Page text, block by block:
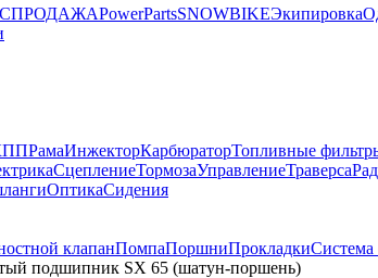
PowerPartsSNOWBIKEЭкипировка
РамаИнжекторКарбюраторТопливные
СцеплениеТормозаУправлениеТраверса
ОптикаСидения
клапанПомпаПоршниПрокладкиСистема
подшипник SX 65 (шатун-поршень)